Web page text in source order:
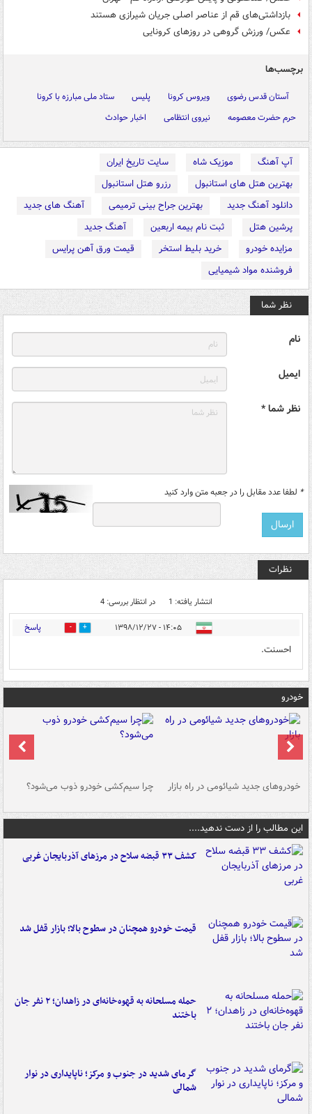
بازداشتی‌های قم از عناصر اصلی جریان شیرازی هستند
عکس/ ورزش گروهی در روزهای کرونایی
برچسب‌ها
آستان قدس رضوی ویروس کرونا پلیس
ستاد ملی مبارزه با کرونا
حرم حضرت معصومه
نیروی انتظامی اخبار حوادث
آپ آهنگ موزیک شاه
سایت تاریخ ایران
بهترین هتل های استانبول
رزرو هتل استانبول
دانلود آهنگ جدید
بهترین جراح بینی ترمیمی
آهنگ های جدید
پرشین هتل
ثبت نام بیمه اربعین
آهنگ جدید
مزایده خودرو
خرید بلیط استخر
قیمت ورق آهن پرایس
فروشنده مواد شیمیایی
نظر شما
نام
ایمیل
نظر شما *
* لطفا عدد مقابل را در جعبه متن وارد کنید
نظرات
انتشار یافته: 1 در انتظار بررسی: 4
۱۴:۰۵ - ۱۳۹۸/۱۲/۲۷ 0 پاسخ
احسنت.
خودرو
خودروهای جدید شیائومی در راه بازار چرا سیم‌کشی خودرو ذوب می‌شود؟
این مطالب را از دست ندهید....
کشف ۳۳ قبضه سلاح در مرزهای آذربایجان غربی
قیمت خودرو همچنان در سطوح بالا؛ بازار قفل شد
حمله مسلحانه به قهوه‌خانه‌ای در زاهدان؛ ۲ نفر جان
باختند
گرمای شدید در جنوب و مرکز؛ ناپایداری در نوار
شمالی